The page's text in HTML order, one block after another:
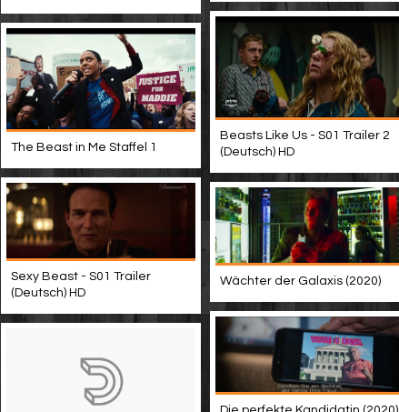
Beasts Like Us - S01 Trailer 2
(Deutsch) HD
The Beast in Me Staffel 1
Sexy Beast - S01 Trailer
(Deutsch) HD
Wächter der Galaxis (2020)